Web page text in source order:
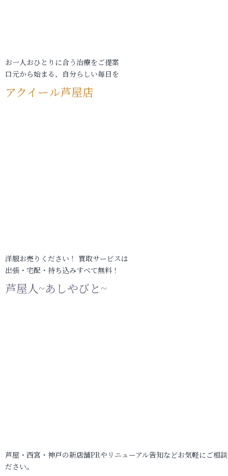
お一人おひとりに合う治療をご提案
口元から始まる、自分らしい毎日を
アクイール芦屋店
洋服お売りください！ 買取サービスは
出張・宅配・持ち込みすべて無料！
芦屋人~あしやびと~
芦屋・西宮・神戸の新店舗PRやリニューアル告知などお気軽にご相
ださい。